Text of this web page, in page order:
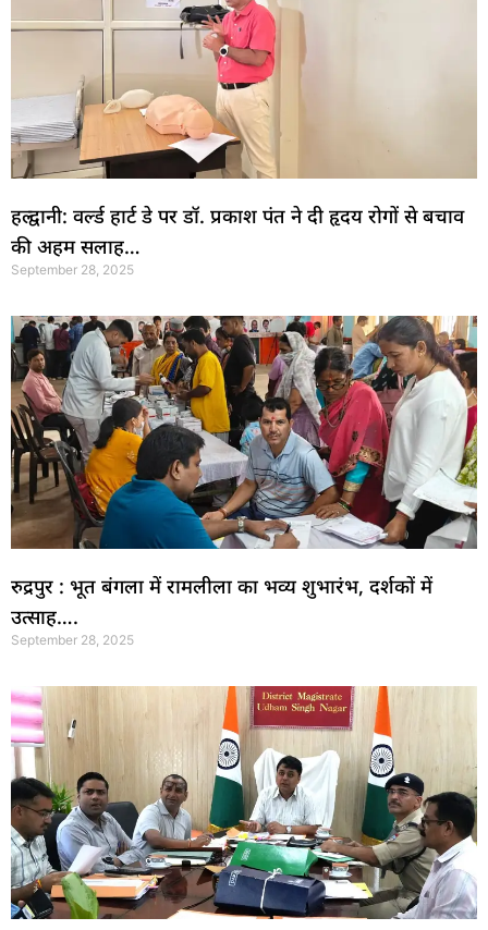
हल्द्वानी: वर्ल्ड हार्ट डे पर डॉ. प्रकाश पंत ने दी हृदय रोगों से बचाव
की अहम सलाह…
September 28, 2025
रुद्रपुर : भूत बंगला में रामलीला का भव्य शुभारंभ, दर्शकों में
उत्साह….
September 28, 2025